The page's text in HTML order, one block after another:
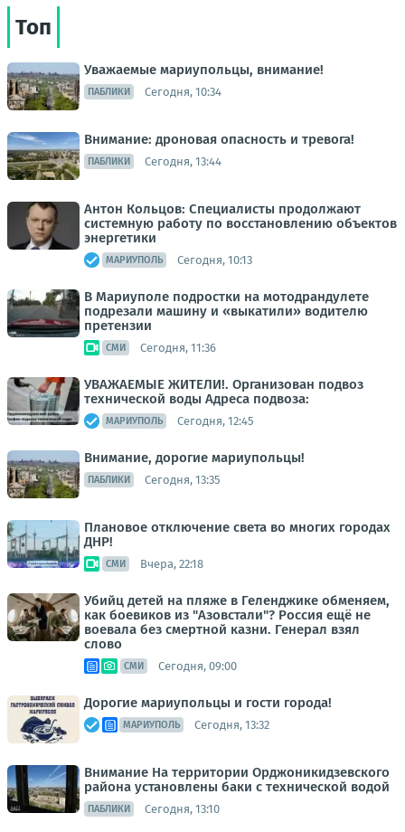
Топ
Уважаемые мариупольцы, внимание!
ПАБЛИКИ Сегодня, 10:34
Внимание: дроновая опасность и тревога!
ПАБЛИКИ Сегодня, 13:44
Антон Кольцов: Специалисты продолжают
системную работу по восстановлению объектов
энергетики
МАРИУПОЛЬ Сегодня, 10:13
В Мариуполе подростки на мотодрандулете
подрезали машину и «выкатили» водителю
претензии
СМИ Сегодня, 11:36
УВАЖАЕМЫЕ ЖИТЕЛИ!. Организован подвоз
технической воды Адреса подвоза:
МАРИУПОЛЬ Сегодня, 12:45
Внимание, дорогие мариупольцы!
ПАБЛИКИ Сегодня, 13:35
Плановое отключение света во многих городах
ДНР!
СМИ Вчера, 22:18
Убийц детей на пляже в Геленджике обменяем,
как боевиков из "Азовстали"? Россия ещё не
воевала без смертной казни. Генерал взял
слово
СМИ Сегодня, 09:00
Дорогие мариупольцы и гости города!
МАРИУПОЛЬ Сегодня, 13:32
Внимание На территории Орджоникидзевского
района установлены баки с технической водой
ПАБЛИКИ Сегодня, 13:10